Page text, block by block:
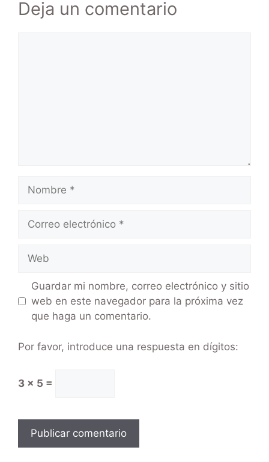
Deja un comentario
Guardar mi nombre, correo electrónico y sitio
web en este navegador para la próxima vez
que haga un comentario.
Por favor, introduce una respuesta en dígitos:
3 × 5 =